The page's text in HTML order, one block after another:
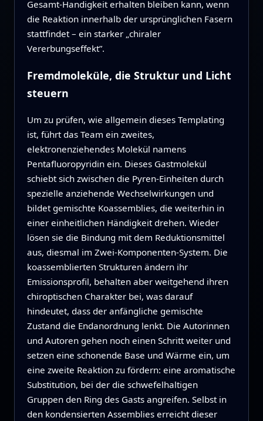
Gesamt-Handigkeit erhalten bleiben kann, wenn
die Reaktion innerhalb der ursprünglichen Fasern
stattfindet – ein starker „chiraler
Vererbungseffekt”.
Fremdmoleküle, die Struktur und Licht
steuern
Um zu prüfen, wie allgemein dieses Templating
ist, führt das Team ein zweites,
elektronenziehendes Molekül namens
Pentafluoropyridin ein. Dieses Gastmolekül
schiebt sich zwischen die Pyren-Einheiten durch
spezielle anziehende Wechselwirkungen und
bildet gemischte Koassemblies, die weiterhin in
einer einheitlichen Händigkeit drehen. Wieder
lösen sie die Bindung mit dem Reduktionsmittel
aus, diesmal im Zwei-Komponenten-System. Die
koassemblierten Strukturen ändern ihr
Emissionsprofil, behalten aber weitgehend ihren
chiroptischen Charakter bei, was darauf
hindeutet, dass der anfängliche gemischte
Zustand die Endanordnung lenkt. Die Autorinnen
und Autoren gehen noch einen Schritt weiter und
setzen eine schonende Base und Wärme ein, um
eine zweite Reaktion zu fördern: eine aromatische
Substitution, bei der die schwefelhaltigen
Gruppen den Ring des Gasts angreifen. Selbst in
den kondensierten Assemblies erreicht dieser